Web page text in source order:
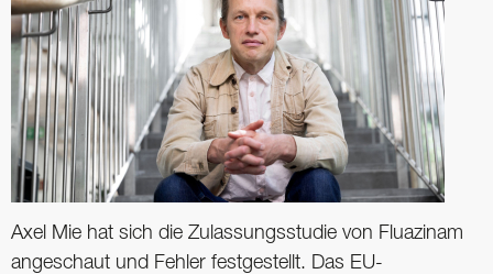
Axel Mie hat sich die Zulassungsstudie von Fluazinam
angeschaut und Fehler festgestellt. Das EU-